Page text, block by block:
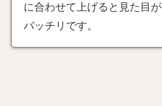
に合わせて上げると見た目が
バッチリです。